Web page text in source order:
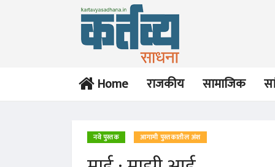
Home राजकीय सामाजिक
नवे पुस्तक आगामी पुस्तकातील अंश